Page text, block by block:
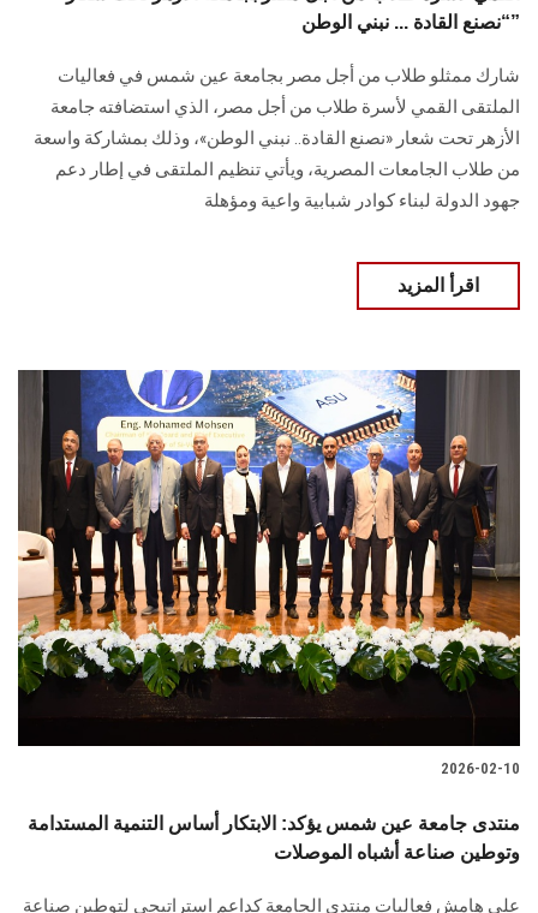
“نصنع القادة ... نبني الوطن”
شارك ممثلو طلاب من أجل مصر بجامعة عين شمس في فعاليات
الملتقى القمي لأسرة طلاب من أجل مصر، الذي استضافته جامعة
الأزهر تحت شعار «نصنع القادة.. نبني الوطن»، وذلك بمشاركة واسعة
من طلاب الجامعات المصرية، ويأتي تنظيم الملتقى في إطار دعم
جهود الدولة لبناء كوادر شبابية واعية ومؤهلة
اقرأ المزيد
2026-02-10
منتدى جامعة عين شمس يؤكد: الابتكار أساس التنمية المستدامة
وتوطين صناعة أشباه الموصلات
على هامش فعاليات منتدى الجامعة كداعم استراتيجي لتوطين صناعة